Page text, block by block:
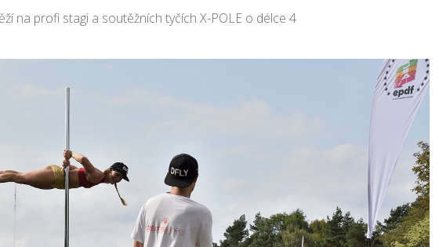
na profi stagi a soutěžních tyčích X-POLE o délce 4